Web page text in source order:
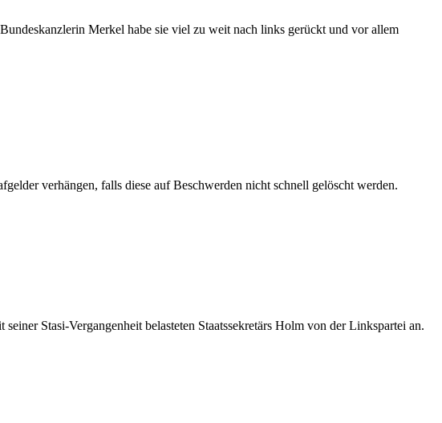
Merkel habe sie viel zu weit nach links gerückt und vor allem
verhängen, falls diese auf Beschwerden nicht schnell gelöscht werden.
Stasi-Vergangenheit belasteten Staatssekretärs Holm von der Linkspartei an.